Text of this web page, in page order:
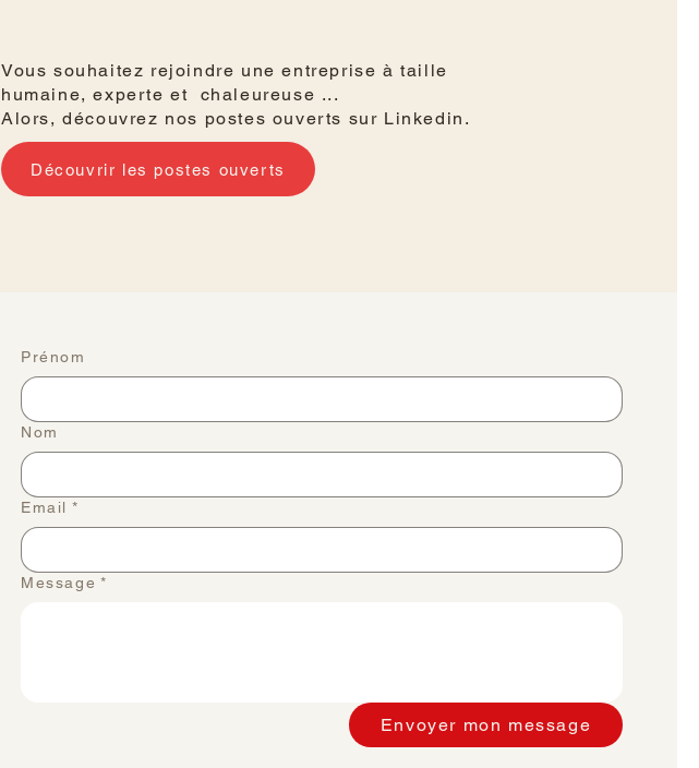
Vous souhaitez rejoindre une entreprise à taille
humaine, experte et chaleureuse ...
Alors, découvrez nos postes ouverts sur Linkedin.
Découvrir les postes ouverts
Prénom
Nom
Email *
Message *
Envoyer mon message